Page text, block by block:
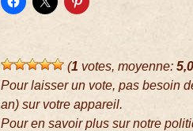
(1 votes, moyenne:
Pour laisser un vote, pas besoin
an) sur votre appareil.
Pour en savoir plus sur notre